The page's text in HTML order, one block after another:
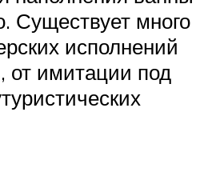
Существует много
исполнений
от имитации под